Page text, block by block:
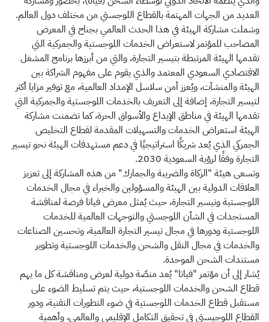
العديد من الجهات المهتمة بالقطاع اللوجستي من مختلف دول العالم.
وشملت مشاركة الهيئة في هذا الحدث العالمي بجناح في المعرض
المصاحب للمؤتمر لاستعراض الخدمات اللوجستية والجمركية التي
تقدمها الهيئة المرتبطة بتيسير التجارة، والتي من أبرزها برنامج المشغل
الاقتصادي السعودي المعتمد والذي يقوم على مفهوم الشراكة بين
الهيئة والمنشآت، ويُعزز أمن سلاسل الإمداد العالمية، مع توفير مزايا أكثر
لتيسير التجارة، إضافة إلى التعريف بالخدمات اللوجستية والجمركية التي
تقدمها الهيئة في مناطق الإيداع والأسواق الحرة، كما تضمنت مشاركة
الهيئة استعراض الخدمات والتسهيلات المقدمة لقطاع التخليص
الجمركي الذي يُعد شريكًا استراتيجيًا في دعم مستهدفات الهيئة نحو تيسير
التجارة وفقًا لرؤية السعودية 2030.
وتسعى هيئة "الزكاة والضريبة والجمارك" من هذه المشاركة إلى تعزيز
العلاقات الدولية بين الهيئة والمسؤولين والخبراء في مجال الخدمات
اللوجستية وتيسير التجارة، حيث يُمثل معرض فياتا فرصة لمناقشة
المستجدات في الشأن اللوجستي والتوجهات العالمية للخدمات
اللوجستية ودورها في مجال تيسير التجارة العالمية، وتحسين الصناعات
والخدمات في مجال النقل والشحن والخدمات اللوجستية وتطوير
مستندات الشحن الموحدة.
يُشار إلى أن مؤتمر "فياتا" يُعد منصّة دولية لعرض ومناقشة كل ما يهم
قطاع الشحن والخدمات اللوجستية، حيث يتم تسليط الضوء على
مستقبل قطاع الخدمات اللوجستية في ضوء التطورات التقنية، ودور
القطاع اللوجيستي في تحقيق التكامل الإقليمي والعالمي، وأهمية